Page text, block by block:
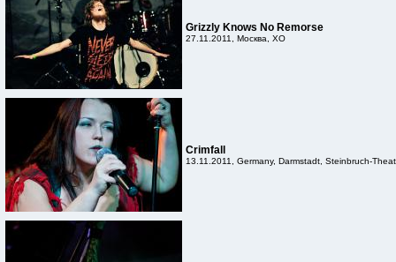
Grizzly Knows No Remorse
27.11.2011, Москва, XO
Crimfall
13.11.2011, Germany, Darmstadt, Steinbruch-